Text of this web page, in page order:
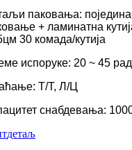
паковања:
+ ламинатна
30 комада/кутија
испоруке: 20 ~ 45
Т/Т, Л/Ц
снабдевања:
детаљ